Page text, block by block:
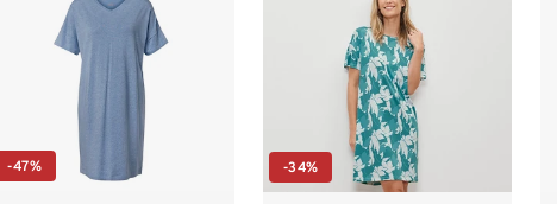
-47% -34%